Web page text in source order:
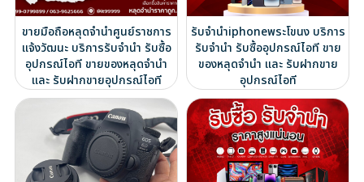
ขายมือถือหลุดจำนำศูนย์ราชการ
แจ้งวัฒนะ บริการรับจำนำ รับซื้อ
อุปกรณ์ไอที ขายของหลุดจำนำ
และ รับฝากขายอุปกรณ์ไอที
รับจำนำiphoneพระโขนง บริการ
รับจำนำ รับซื้ออุปกรณ์ไอที ขาย
ของหลุดจำนำ และ รับฝากขาย
อุปกรณ์ไอที